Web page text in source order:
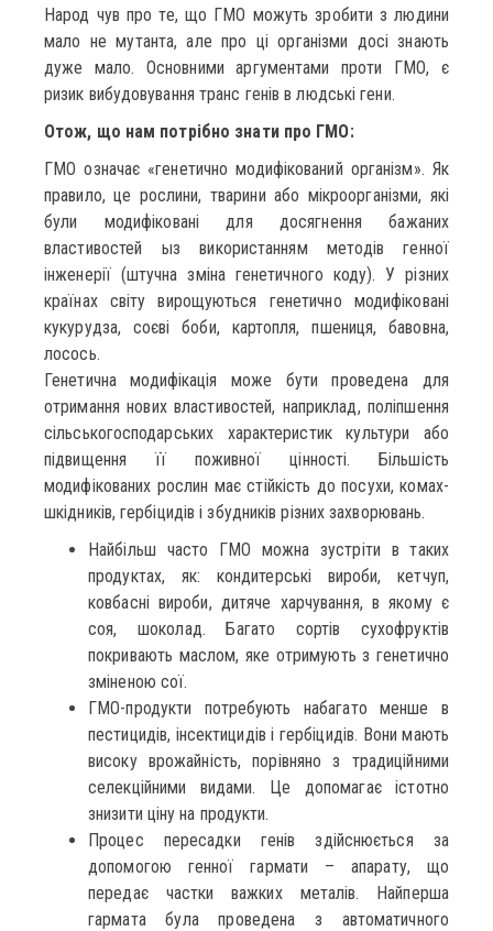
Народ чув про те, що ГМО можуть зробити з людини
мало не мутанта, але про ці організми досі знають
дуже мало. Основними аргументами проти ГМО, є
ризик вибудовування транс генів в людські гени.
Отож, що нам потрібно знати про ГМО:
ГМО означає «генетично модифікований організм». Як
правило, це рослини, тварини або мікроорганізми, які
були модифіковані для досягнення бажаних
властивостей ыз використанням методів генної
інженерії (штучна зміна генетичного коду). У різних
країнах світу вирощуються генетично модифіковані
кукурудза, соєві боби, картопля, пшениця, бавовна,
лосось.
Генетична модифікація може бути проведена для
отримання нових властивостей, наприклад, поліпшення
сільськогосподарських характеристик культури або
підвищення її поживної цінності. Більшість
модифікованих рослин має стійкість до посухи, комах-
шкідників, гербіцидів і збудників різних захворювань.
Найбільш часто ГМО можна зустріти в таких
продуктах, як: кондитерські вироби, кетчуп,
ковбасні вироби, дитяче харчування, в якому є
соя, шоколад. Багато сортів сухофруктів
покривають маслом, яке отримують з генетично
зміненою сої.
ГМО-продукти потребують набагато менше в
пестицидів, інсектицидів і гербіцидів. Вони мають
високу врожайність, порівняно з традиційними
селекційними видами. Це допомагає істотно
знизити ціну на продукти.
Процес пересадки генів здійснюється за
допомогою генної гармати – апарату, що
передає частки важких металів. Найперша
гармата була проведена з автоматичного